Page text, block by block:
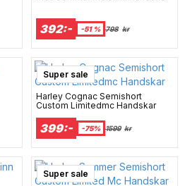
392:- -51 % 798 kr
Super sale
Harley Cognac Semishort
Custom Limitedmc Handskar
399:- -75% 1599 kr
Super sale